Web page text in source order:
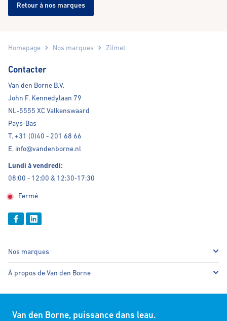
Retour à nos marques
Homepage Nos marques Zilmet
Contacter
Van den Borne B.V.
John F. Kennedylaan 79
NL-5555 XC Valkenswaard
Pays-Bas
T. +31 (0)40 - 201 68 66
E. info@vandenborne.nl
Lundi à vendredi:
08:00 - 12:00 & 12:30-17:30
Fermé
Nos marques
À propos de Van den Borne
Van den Borne, puissance dans leau.